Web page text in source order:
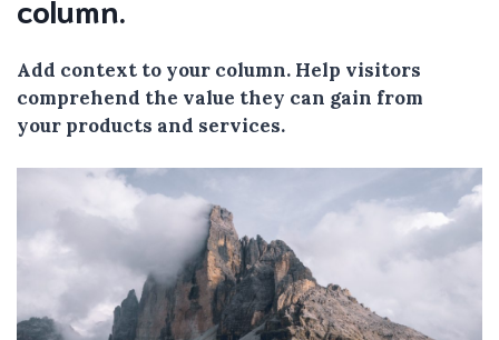
column.
Add context to your column. Help visitors
comprehend the value they can gain from
your products and services.